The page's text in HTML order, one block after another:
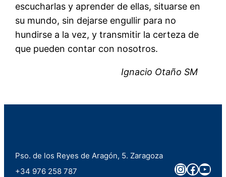
escucharlas y aprender de ellas, situarse en
su mundo, sin dejarse engullir para no
hundirse a la vez, y transmitir la certeza de
que pueden contar con nosotros.
Ignacio Otaño SM
Pso. de los Reyes de Aragón, 5. Zaragoza
+34 976 258 787